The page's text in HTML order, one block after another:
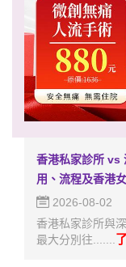
香港私家診所 vs
用、流程及香港
2026-08-02
香港私家診所與
最大分別往.......